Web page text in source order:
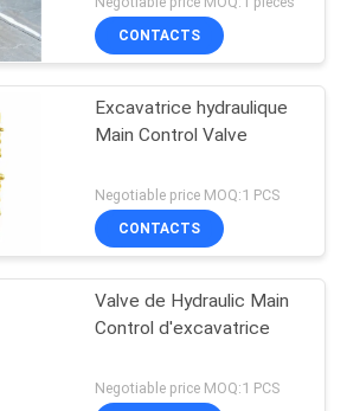
CONTACTS
Excavatrice hydraulique
Main Control Valve
Negotiable price MOQ:1 PCS
CONTACTS
Valve de Hydraulic Main
Control d'excavatrice
Negotiable price MOQ:1 PCS